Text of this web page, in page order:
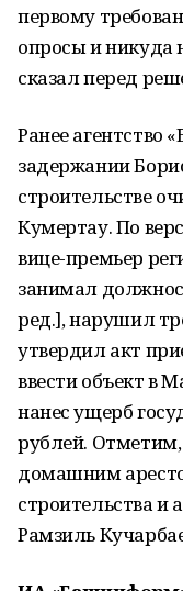
первому
опросы и никуда
сказал перед
Ранее агентство
задержании
строительстве
Кумертау. По
вице-премьер
занимал
ред.], нарушил
утвердил акт
ввести объект в
нанес ущерб
рублей.
домашним
строительства и
Рамзиль